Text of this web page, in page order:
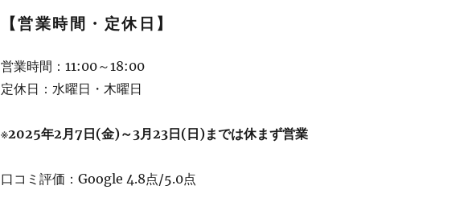
【営業時間・定休日】
営業時間：11:00～18:00
定休日：水曜日・木曜日
※2025年2月7日(金)～3月23日(日)までは休まず営業
口コミ評価：Google 4.8点/5.0点